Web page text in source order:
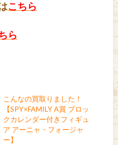
こちら
ら
こんなの買取りました！
【SPY×FAMILY A賞 ブロッ
クカレンダー付きフィギュ
ア アーニャ・フォージャ
ー】